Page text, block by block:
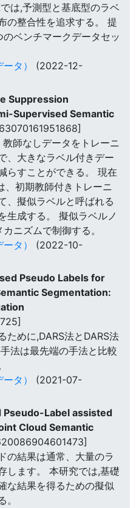
は,予測型と基底型のラベ
の整合性を追求する。 提
ベンチマークデータセッ
タ）
(2022-12-
Suppression
Supervised Semantic
師なしデータをトレーニ
、大きなラベル付きデー
らすことができる。 現在
、初期教師付きトレーニ
、擬似ラベルと呼ばれる
生成する。 擬似ラベルノ
ニズムで制御する。
タ）
(2022-10-
Pseudo Labels for
Segmentation:
ために,DARS法とDARS法
法は最先端の手法と比較
タ）
(2021-07-
Pseudo-Label assisted
Cloud Semantic
の結果は通常、大量のラ
します。 本研究では,基礎
な結果を得るための擬似